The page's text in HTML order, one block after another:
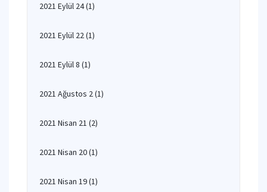
2021 Eylül 24(1)
2021 Eylül 22(1)
2021 Eylül 8 (1)
2021 Ağustos 2(1)
2021 Nisan 21 (2)
2021 Nisan 20(1)
2021 Nisan 19(1)